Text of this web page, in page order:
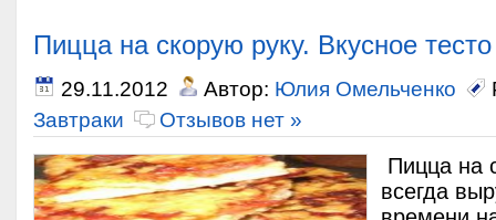
Пицца на скорую руку. Вкусное
29.11.2012 Автор: Юлия Омельченко
Завтраки
Отзывов нет »
Пицца на
всегда